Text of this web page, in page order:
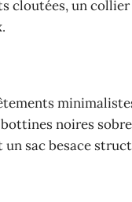
cloutées, un
noires
sac besace